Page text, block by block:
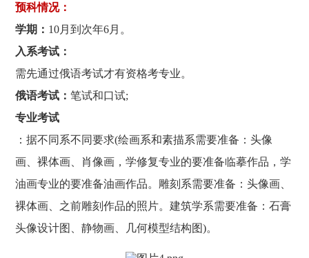
预科情况：
学期： 10月到次年6月。
入系考试：
需先通过俄语考试才有资格考专业。
俄语考试：笔试和口试;
专业考试
：据不同系不同要求(绘画系和素描系需要准备：头像
画、裸体画、肖像画，学修复专业的要准备临摹作品，学
油画专业的要准备油画作品。雕刻系需要准备：头像画、
裸体画、之前雕刻作品的照片。建筑学系需要准备：石膏
头像设计图、静物画、几何模型结构图)。